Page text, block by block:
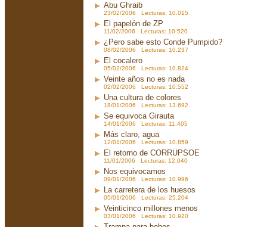
Abu Ghraib
23/02/2006 Lecturas: 10.015
El papelón de ZP
11/02/2006 Lecturas: 10.520
¿Pero sabe esto Conde Pumpido?
08/02/2006 Lecturas: 10.237
El cocalero
05/02/2006 Lecturas: 10.824
Veinte años no es nada
02/02/2006 Lecturas: 10.552
Una cultura de colores
18/01/2006 Lecturas: 13.692
Se equivoca Girauta
14/01/2006 Lecturas: 11.405
Más claro, agua
12/01/2006 Lecturas: 10.859
El retorno de CORRUPSOE
11/01/2006 Lecturas: 12.040
Nos equivocamos
09/01/2006 Lecturas: 10.996
La carretera de los huesos
05/01/2006 Lecturas: 25.204
Veinticinco millones menos
03/01/2006 Lecturas: 10.920